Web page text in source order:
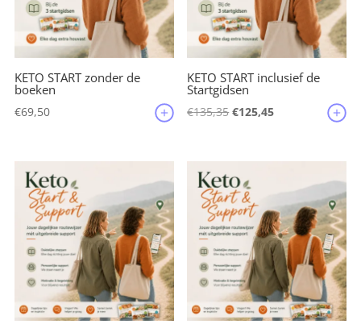
KETO START zonder de
boeken
€69,50
KETO START inclusief de
Startgidsen
€135,35Oorspronkelijke
€135,35.
€125,45Huidige